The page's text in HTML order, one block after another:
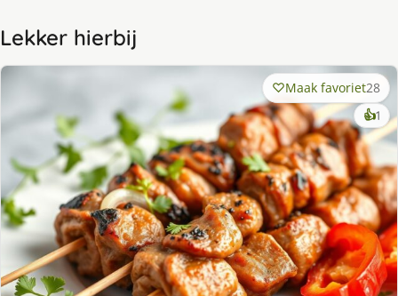
Lekker hierbij
Maak favoriet28
👍1